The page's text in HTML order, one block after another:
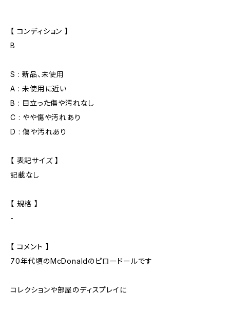
【 コンディション 】
B
S : 新品、未使用
A : 未使用に近い
B : 目立った傷や汚れなし
C : やや傷や汚れあり
D : 傷や汚れあり
【 表記サイズ 】
記載なし
【 規格 】
-
【 コメント 】
70年代頃のMcDonaldのピロードールです
コレクションや部屋のディスプレイに